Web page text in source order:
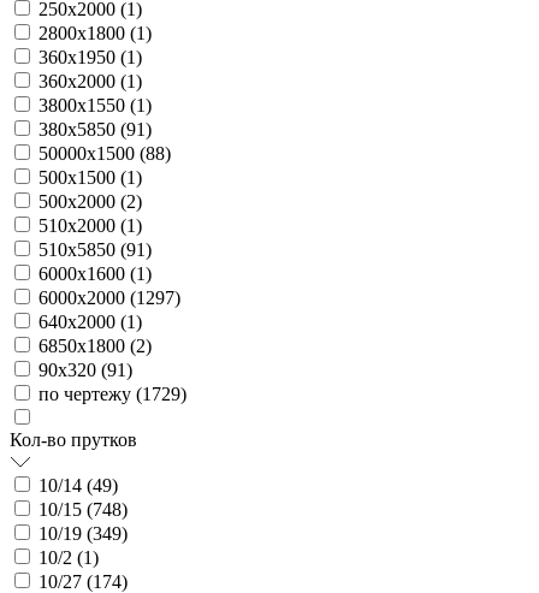
250х2000 (1)
2800х1800 (1)
360х1950 (1)
360х2000 (1)
3800х1550 (1)
380х5850 (91)
50000х1500 (88)
500х1500 (1)
500х2000 (2)
510х2000 (1)
510х5850 (91)
6000х1600 (1)
6000х2000 (1297)
640х2000 (1)
6850х1800 (2)
90х320 (91)
по чертежу (1729)
Кол-во прутков
10/14 (49)
10/15 (748)
10/19 (349)
10/2 (1)
10/27 (174)